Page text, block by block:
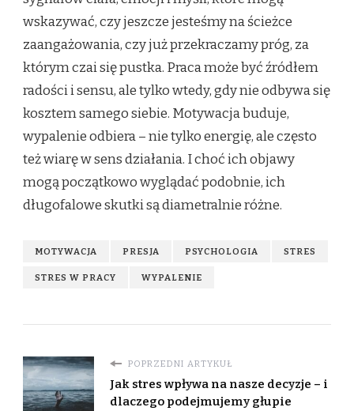
wskazywać, czy jeszcze jesteśmy na ścieżce
zaangażowania, czy już przekraczamy próg, za
którym czai się pustka. Praca może być źródłem
radości i sensu, ale tylko wtedy, gdy nie odbywa się
kosztem samego siebie. Motywacja buduje,
wypalenie odbiera – nie tylko energię, ale często
też wiarę w sens działania. I choć ich objawy
mogą początkowo wyglądać podobnie, ich
długofalowe skutki są diametralnie różne.
MOTYWACJA PRESJA PSYCHOLOGIA STRES
STRES W PRACY WYPALENIE
POPRZEDNI ARTYKUŁ
Jak stres wpływa na nasze decyzje – i
dlaczego podejmujemy głupie